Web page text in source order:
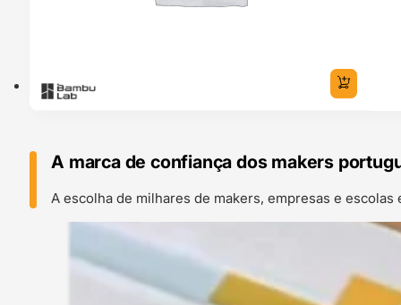
A marca de confiança dos makers
A escolha de milhares de makers, empresas e escolas